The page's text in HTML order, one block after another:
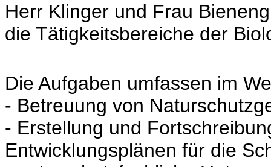
Herr Klinger und Frau
die Tätigkeitsbereiche der
Die Aufgaben umfassen im
- Betreuung von
- Erstellung und
Entwicklungsplänen für die